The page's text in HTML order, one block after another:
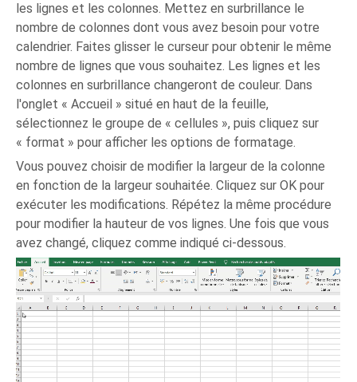
les lignes et les colonnes. Mettez en surbrillance le
nombre de colonnes dont vous avez besoin pour votre
calendrier. Faites glisser le curseur pour obtenir le même
nombre de lignes que vous souhaitez. Les lignes et les
colonnes en surbrillance changeront de couleur. Dans
l'onglet « Accueil » situé en haut de la feuille,
sélectionnez le groupe de « cellules », puis cliquez sur
« format » pour afficher les options de formatage.
Vous pouvez choisir de modifier la largeur de la colonne
en fonction de la largeur souhaitée. Cliquez sur OK pour
exécuter les modifications. Répétez la même procédure
pour modifier la hauteur de vos lignes. Une fois que vous
avez changé, cliquez comme indiqué ci-dessous.